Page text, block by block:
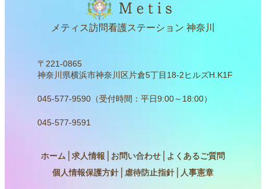
メティス訪問看護ステーション 神奈川
〒221-0865
神奈川県横浜市神奈川区片倉5丁目18-2ヒルズH.K1F
045-577-9590（受付時間：平日9:00～18:00）
045-577-9591
ホーム 求人情報 お問い合わせ│ よくあるご質問
個人情報保護方針│ 虐待防止指針│ 人事憲章